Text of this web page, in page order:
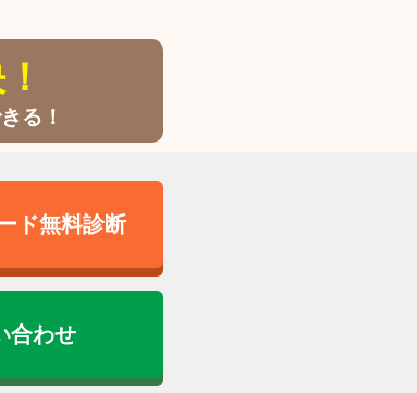
る！
ド無料診断
合わせ